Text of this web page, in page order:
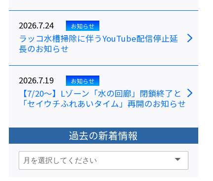
2026.7.24 お知らせ
ラッコ水槽掃除に伴うYouTube配信停止延
長のお知らせ
2026.7.19 お知らせ
【7/20～】Lゾーン「水の回廊」閉鎖終了と
「セイウチふれあいタイム」再開のお知らせ
過去の新着情報